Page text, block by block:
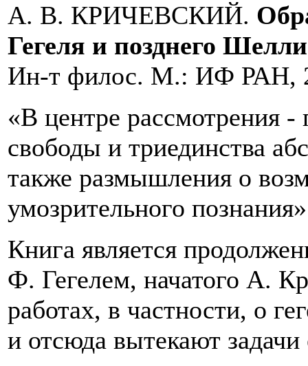
А. В. КРИЧЕВСКИЙ.
Гегеля и позднего
Ин-т филос. М.: ИФ РАН,
«В центре рассмотрения -
свободы и триединства
также размышления о
умозрительного
Книга является
Ф. Гегелем, начатого А.
работах, в частности, о
и отсюда вытекают задачи